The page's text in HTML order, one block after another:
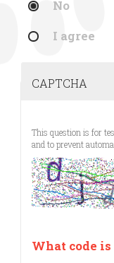
No
I agree
CAPTCHA
This question is for
and to prevent
What code